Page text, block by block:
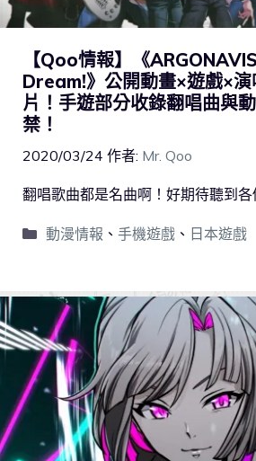
【Qoo情報】《
Dream!》公開動畫×遊戲×
片！手遊部分收錄翻唱曲與
禁！
2020/03/24 作者: Mr. Qoo
翻唱歌曲都是名曲啊！好期待聽到
動漫情報 、 手機遊戲、 日本遊戲